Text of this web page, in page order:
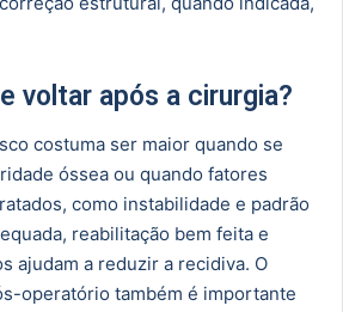
voltar após a cirurgia?
costuma ser maior quando se
óssea ou quando fatores
como instabilidade e padrão
reabilitação bem feita e
ajudam a reduzir a recidiva. O
operatório também é importante